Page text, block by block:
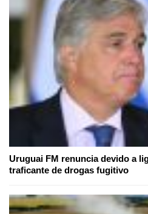
Uruguai FM renuncia devido a
traficante de drogas fugitivo